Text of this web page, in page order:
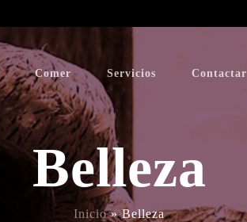
Comer Servicios Contactar
Belleza
Inicio»Belleza